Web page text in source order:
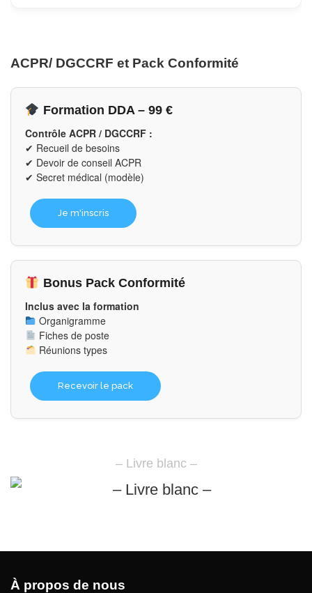
ACPR/ DGCCRF et Pack Conformité
Formation DDA – 99 €
Contrôle ACPR / DGCCRF :
✔ Recueil de besoins
✔ Devoir de conseil ACPR
✔ Secret médical (modèle)
Je m'inscris
Bonus Pack Conformité
Inclus avec la formation
Organigramme
Fiches de poste
Réunions types
Recevoir le pack
– Livre blanc –
À propos de nous